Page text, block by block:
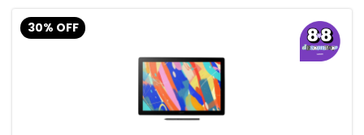
30% OFF